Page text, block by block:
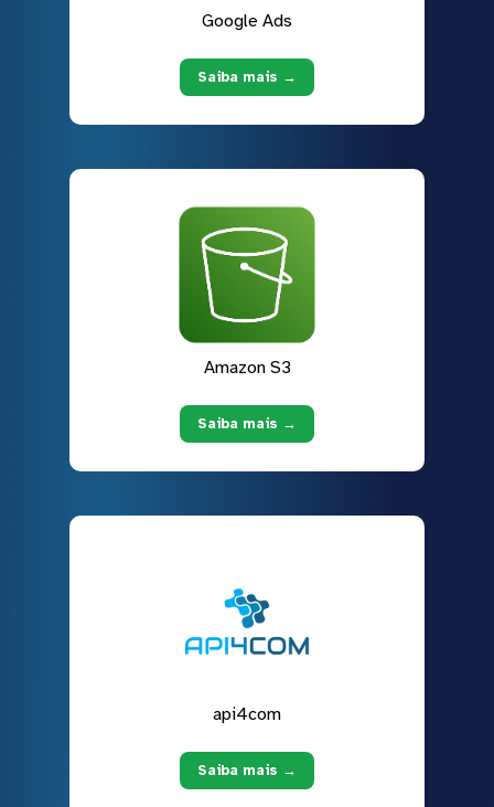
Google Ads
Saiba mais →
Amazon S3
Saiba mais →
api4com
Saiba mais →